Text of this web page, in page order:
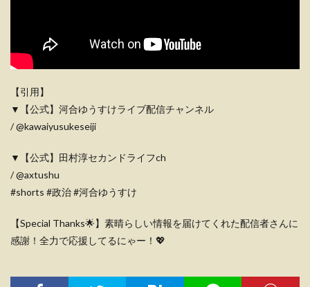
【引用】
▼【公式】河合ゆうすけライブ配信チャンネル
/ @kawaiyusukeseiji
▼【公式】田村淳セカンドライフch
/ @axtushu
#shorts #政治 #河合ゆうすけ
【Special Thanks🌟】素晴らしい情報を届けてくれた配信者さんに
感謝！全力で応援してるにゃー！💖